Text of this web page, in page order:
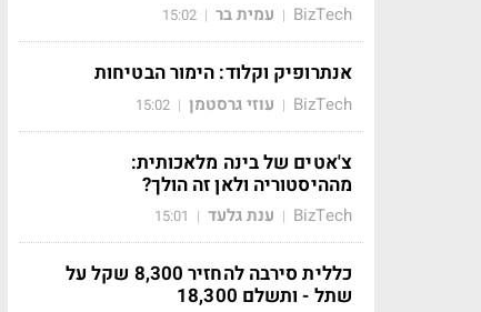
BizTech
| עמית בר |
15:02
אנתרופיק וקלוד: הימור הבטיחות
BizTech
| עוזי גרסטמן |
15:02
צ'אטים של בינה מלאכותית:
מההיסטוריה ולאן זה הולך?
BizTech
| ענת גלעד |
15:01
כללית סירבה להחזיר 8,300 שקל על
שתל - ותשלם 18,300